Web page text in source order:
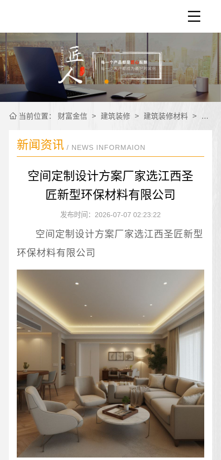
当前位置： 财富金信 > 建筑装修 > 建筑装修材料 > 公司
新闻资讯 / NEWS INFORMAION
空间定制设计方案厂家选江西圣
匠新型环保材料有限公司
发布时间：2026-07-07 02:23:22
空间定制设计方案厂家选江西圣匠新型
环保材料有限公司